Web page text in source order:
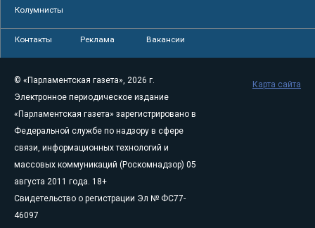
Колумнисты
Контакты Реклама Вакансии
© «Парламентская газета», 2026 г.
Электронное периодическое издание
«Парламентская газета» зарегистрировано в
Федеральной службе по надзору в сфере
связи, информационных технологий и
массовых коммуникаций (Роскомнадзор) 05
августа 2011 года. 18+
Свидетельство о регистрации Эл № ФС77-
46097
Карта сайта